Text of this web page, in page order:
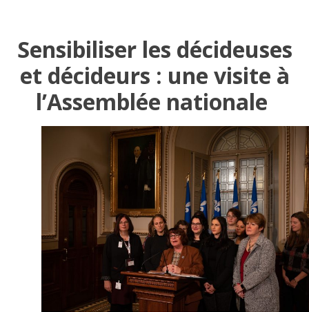
Sensibiliser les décideuses
et décideurs : une visite à
l’Assemblée nationale